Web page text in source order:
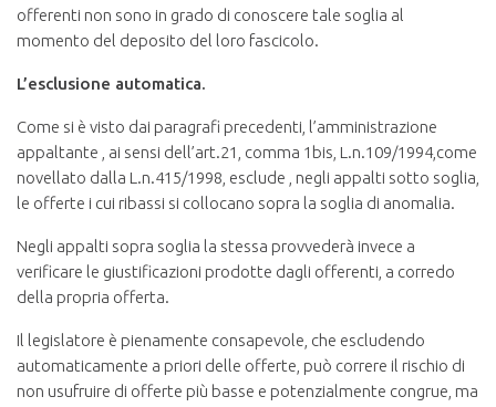
offerenti non sono in grado di conoscere tale soglia al
momento del deposito del loro fascicolo.
L’esclusione automatica.
Come si è visto dai paragrafi precedenti, l’amministrazione
appaltante , ai sensi dell’art.21, comma 1bis, L.n.109/1994,come
novellato dalla L.n.415/1998, esclude , negli appalti sotto soglia,
le offerte i cui ribassi si collocano sopra la soglia di anomalia.
Negli appalti sopra soglia la stessa provvederà invece a
verificare le giustificazioni prodotte dagli offerenti, a corredo
della propria offerta.
Il legislatore è pienamente consapevole, che escludendo
automaticamente a priori delle offerte, può correre il rischio di
non usufruire di offerte più basse e potenzialmente congrue, ma